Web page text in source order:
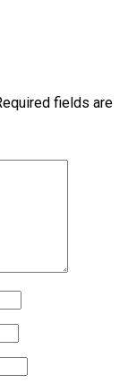
fields are